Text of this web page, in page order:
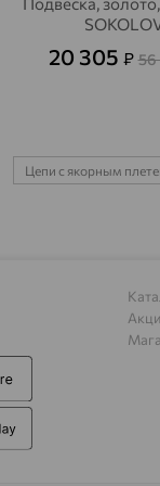
20 305 ₽ 56
Цепи с якорным